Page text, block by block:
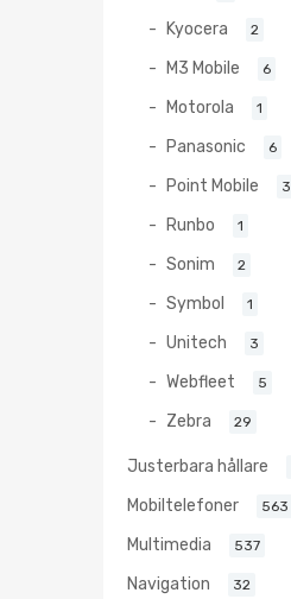
Kyocera 2
M3 Mobile 6
Motorola 1
Panasonic 6
Point Mobile 3
Runbo 1
Sonim 2
Symbol 1
Unitech 3
Webfleet 5
Zebra 29
Justerbara hållare
Mobiltelefoner 563
Multimedia 537
Navigation 32